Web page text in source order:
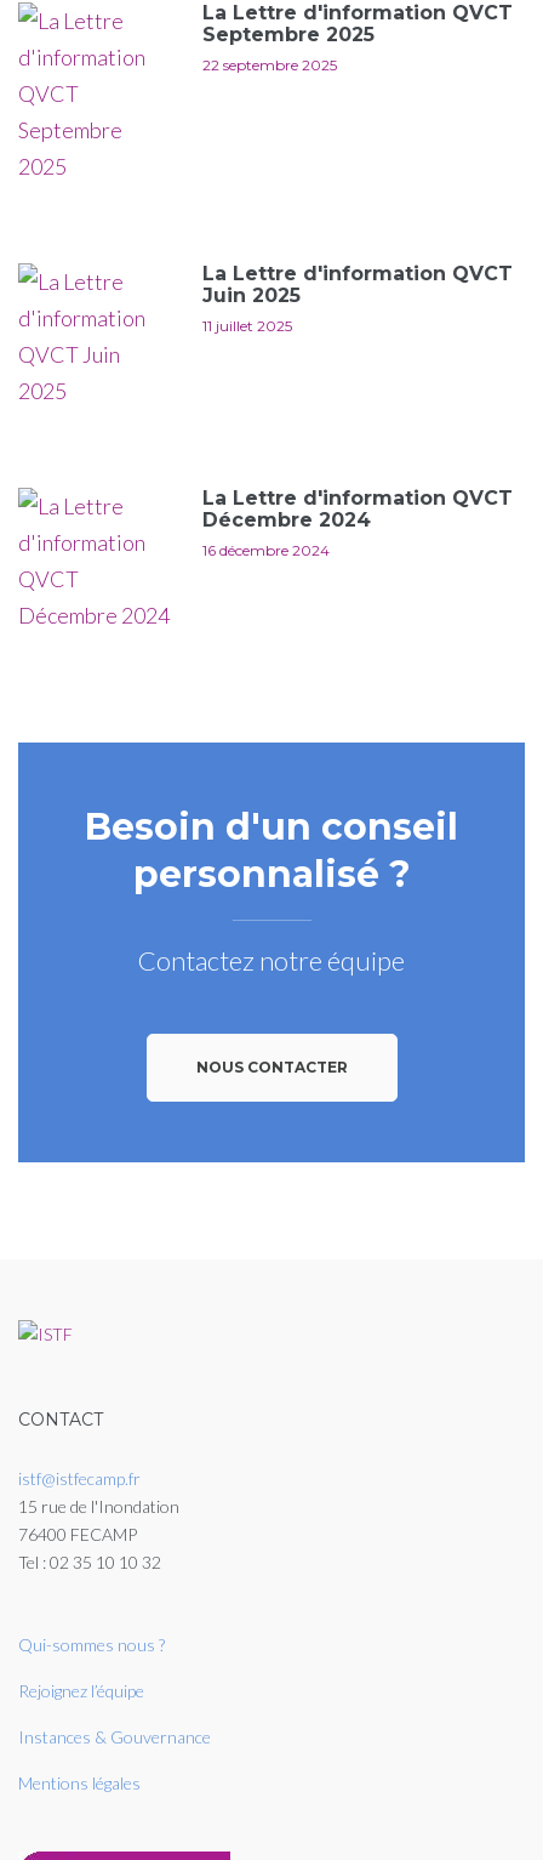
La Lettre d'information QVCT
Septembre 2025
22 septembre 2025
La Lettre d'information QVCT
Juin 2025
11 juillet 2025
La Lettre d'information QVCT
Décembre 2024
16 décembre 2024
Besoin d'un conseil
personnalisé ?
Contactez notre équipe
NOUS CONTACTER
CONTACT
istf@istfecamp.fr
15 rue de l'Inondation
76400 FECAMP
Tel : 02 35 10 10 32
Qui-sommes nous ?
Rejoignez l’équipe
Instances & Gouvernance
Mentions légales